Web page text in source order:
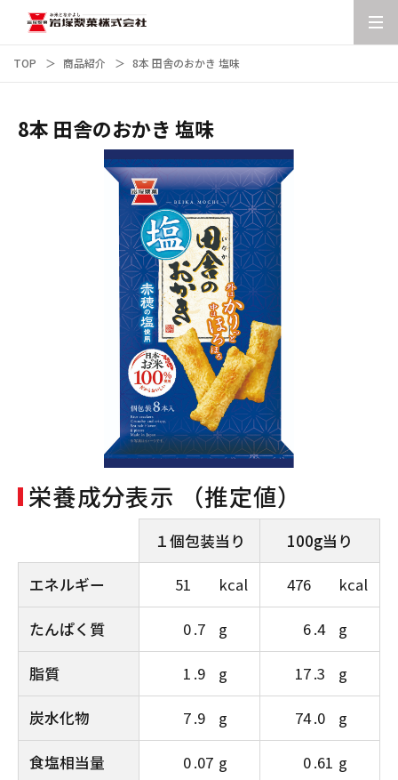
TOP 商品紹介 8本 田舎のおかき 塩味
8本 田舎のおかき 塩味
栄養成分表示 （推定値）
１個包装当り 100g当り
エネルギー 51 kcal 476 kcal
たんぱく質 0.7 g 6.4 g
脂質 1 .9 g 17.3 g
炭水化物 7.9 g 74.0 g
食塩相当量 0.07 g 0.61 g